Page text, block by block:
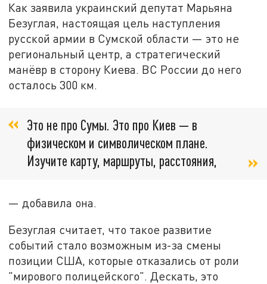
Как заявила украинский депутат Марьяна
Безуглая, настоящая цель наступления
русской армии в Сумской области — это не
региональный центр, а стратегический
манёвр в сторону Киева. ВС России до него
осталось 300 км.
Это не про Сумы. Это про Киев — в
физическом и символическом плане.
Изучите карту, маршруты, расстояния,
— добавила она.
Безуглая считает, что такое развитие
событий стало возможным из-за смены
позиции США, которые отказались от роли
"мирового полицейского". Дескать, это